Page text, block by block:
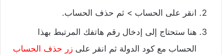
انقر على الحساب > ثم حذف الحساب.
هنا ستحتاج إلى إدخال رقم هاتفك المرتبط بهذا
الحساب مع كود الدولة ثم انقر على زر حذف الحساب